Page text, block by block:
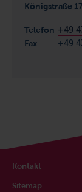
Königstraße
Telefon +49
Fax +49
Kontakt
Sitemap